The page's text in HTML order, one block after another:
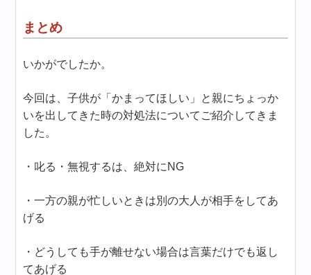
まとめ
いかがでしたか。
今回は、子供が「かまってほしい」と親にちょっか
いを出してきた時の対処法についてご紹介してきま
した。
・叱る・無視するは、絶対にNG
・一方の親が忙しいときは別の大人が相手をしてあ
げる
・どうしても手が離せない場合は言葉だけでも返し
てあげる